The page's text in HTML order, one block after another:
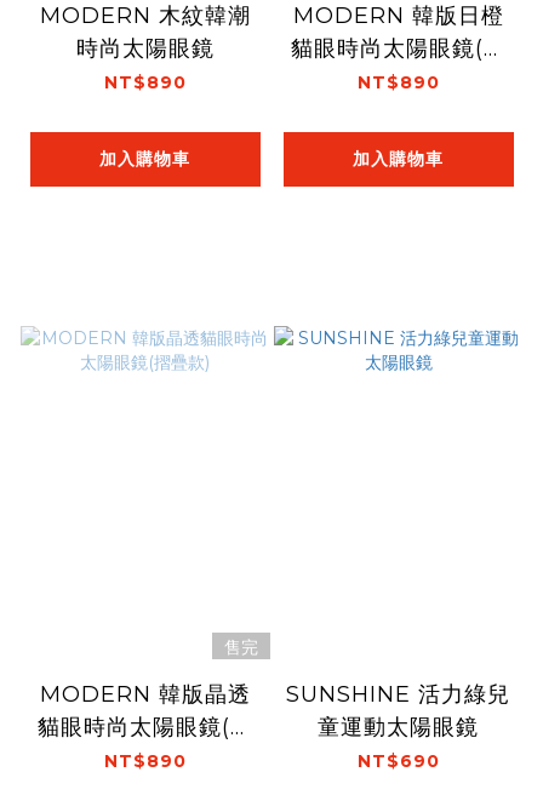
MODERN 木紋韓潮
時尚太陽眼鏡
NT$890
加入購物車
MODERN 韓版日橙
貓眼時尚太陽眼鏡(摺
疊款)
NT$890
加入購物車
售完
MODERN 韓版晶透
貓眼時尚太陽眼鏡(摺
疊款)
NT$890
SUNSHINE 活力綠兒
童運動太陽眼鏡
NT$690